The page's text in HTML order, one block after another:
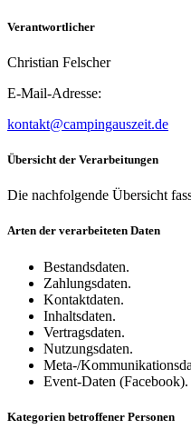
Verantwortlicher
Christian Felscher
E-Mail-Adresse:
kontakt@campingauszeit.de
Übersicht der Verarbeitungen
Die nachfolgende Übersicht
Arten der verarbeiteten Daten
Bestandsdaten.
Zahlungsdaten.
Kontaktdaten.
Inhaltsdaten.
Vertragsdaten.
Nutzungsdaten.
Meta-/
Event-Daten (Facebook).
Kategorien betroffener Personen